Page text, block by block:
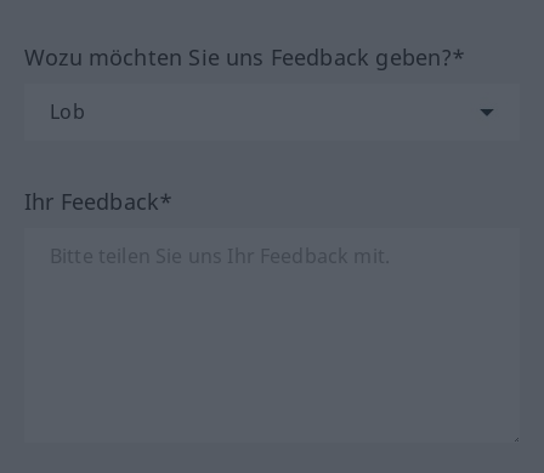
Wozu möchten Sie uns Feedback geben?*
Ihr Feedback*